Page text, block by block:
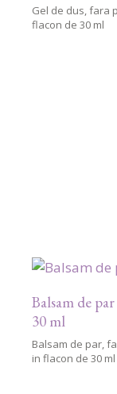
Gel de dus, fara
flacon de 30 ml
Balsam de
30 ml
Balsam de par,
in flacon de 30 ml